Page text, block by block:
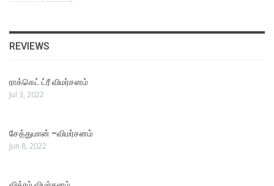
REVIEWS
ராக்கெட் ட்ரீ விமர்சனம்
Jul 3, 2022
சேத்துமான் –விமர்சனம்
Jun 8, 2022